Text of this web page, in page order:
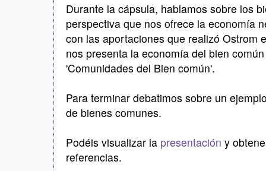
Durante la cápsula, hablamos sobre los
perspectiva que nos ofrece la economía
con las aportaciones que realizó Ostrom
nos presenta la economía del bien
'Comunidades del Bien común'.
Para terminar debatimos sobre un
de bienes comunes.
Podéis visualizar la presentación y
referencias.